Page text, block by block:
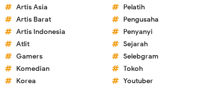
Artis Asia
Artis Barat
Artis Indonesia
Atlit
Gamers
Komedian
Korea
Pelatih
Pengusaha
Penyanyi
Sejarah
Selebgram
Tokoh
Youtuber